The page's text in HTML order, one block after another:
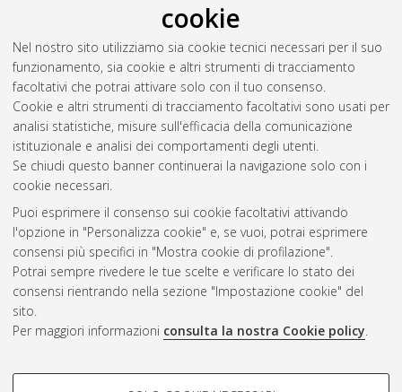
cookie
Nel nostro sito utilizziamo sia cookie tecnici necessari per il suo
funzionamento, sia cookie e altri strumenti di tracciamento
facoltativi che potrai attivare solo con il tuo consenso.
Cookie e altri strumenti di tracciamento facoltativi sono usati per
analisi statistiche, misure sull'efficacia della comunicazione
istituzionale e analisi dei comportamenti degli utenti.
Se chiudi questo banner continuerai la navigazione solo con i
cookie necessari.
Puoi esprimere il consenso sui cookie facoltativi attivando
l'opzione in "Personalizza cookie" e, se vuoi, potrai esprimere
consensi più specifici in "Mostra cookie di profilazione".
Potrai sempre rivedere le tue scelte e verificare lo stato dei
consensi rientrando nella sezione "Impostazione cookie" del
sito.
Per maggiori informazioni consulta la nostra Cookie policy.
COOKIE DI PROFILAZIONE -
Gestione del documento:
Atom
Rss 1.0
Rss 2.0
ISSN: 2038-7946
Impostazioni Cookie